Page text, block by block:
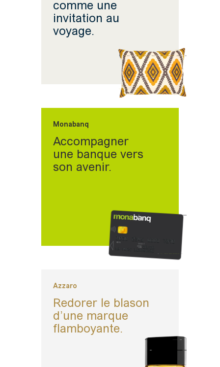
comme une
invitation au
voyage.
Monabanq
Accompagner
une banque vers
son avenir.
Azzaro
Redorer le blason
d’une marque
flamboyante.